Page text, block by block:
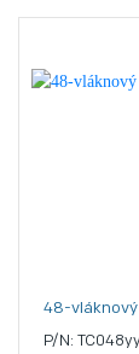
48-vláknový
P/N: